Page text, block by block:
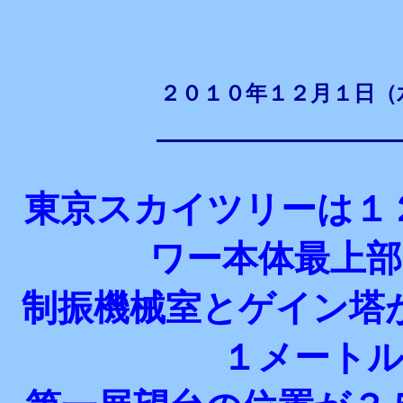
２０１０年１２月１日
東京スカイツリーは１
ワー本体最上
制振機械室とゲイン塔
１メート